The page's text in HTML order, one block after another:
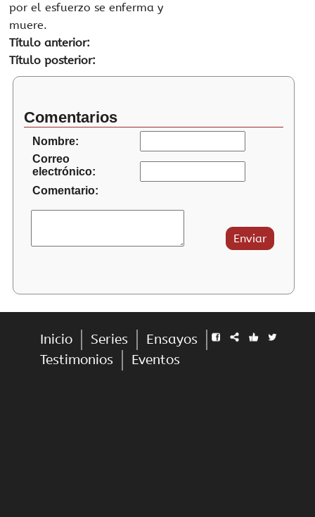
por el esfuerzo se enferma y
muere.
Título anterior:
Título posterior:
Comentarios
Nombre:
Correo
electrónico:
Comentario:
Inicio Series
Ensayos
Testimonios
Eventos